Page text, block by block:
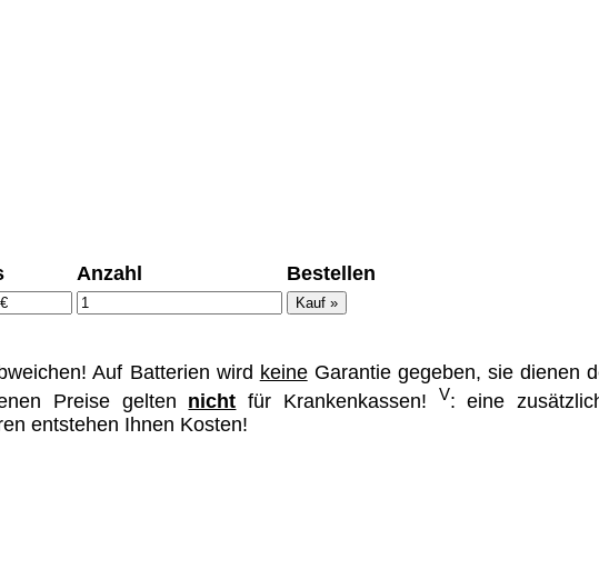
Anzahl
Bestellen
Auf Batterien wird keineGarantie gegeben, sie dienen
Preise gelten nicht für Krankenkassen! V: eine
entstehen Ihnen Kosten!
Irrtümer und
dass man durch
dadurch verhindert
von allen Inhalten,
gilt für alle auf
finden Sie unter
Sitemap